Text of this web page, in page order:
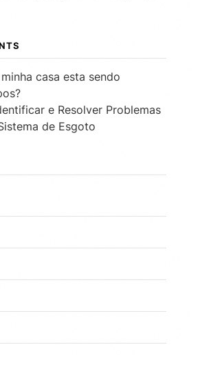
casa esta sendo
e Resolver Problemas
de Esgoto